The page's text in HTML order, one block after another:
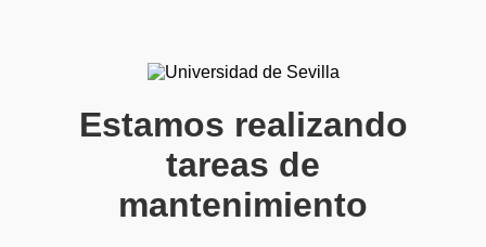
Estamos realizando
tareas de
mantenimiento